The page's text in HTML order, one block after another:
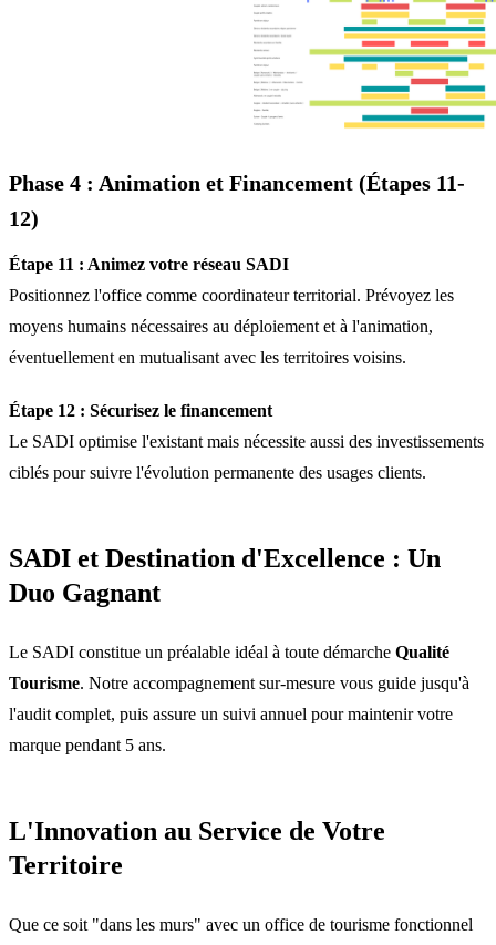
Phase 4 : Animation et Financement (Étapes 11-
12)
Étape 11 : Animez votre réseau SADI
Positionnez l'office comme coordinateur territorial. Prévoyez les
moyens humains nécessaires au déploiement et à l'animation,
éventuellement en mutualisant avec les territoires voisins.
Étape 12 : Sécurisez le financement
Le SADI optimise l'existant mais nécessite aussi des investissements
ciblés pour suivre l'évolution permanente des usages clients.
SADI et Destination d'Excellence : Un
Duo Gagnant
Le SADI constitue un préalable idéal à toute démarche Qualité
Tourisme. Notre accompagnement sur-mesure vous guide jusqu'à
l'audit complet, puis assure un suivi annuel pour maintenir votre
marque pendant 5 ans.
L'Innovation au Service de Votre
Territoire
Que ce soit "dans les murs" avec un office de tourisme fonctionnel